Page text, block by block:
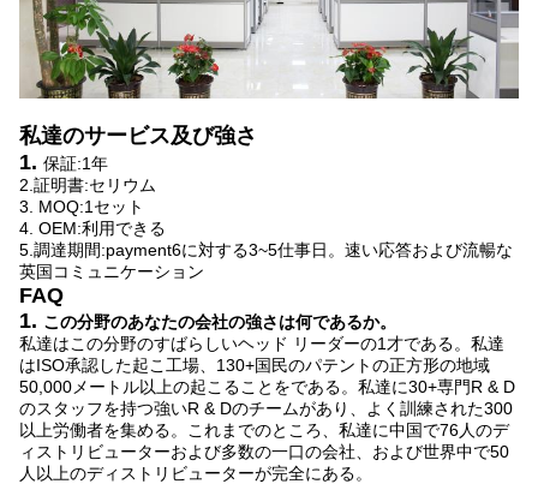
私達のサービス及び強さ
1. 保証:1年
2.証明書:セリウム
3. MOQ:1セット
4. OEM:利用できる
5.調達期間:payment6に対する3~5仕事日。速い応答および流暢な
英国コミュニケーション
FAQ
1. この分野のあなたの会社の強さは何であるか。
私達はこの分野のすばらしいヘッド リーダーの1才である。私達
はISO承認した起こ工場、130+国民のパテントの正方形の地域
50,000メートル以上の起こることをである。私達に30+専門R & D
のスタッフを持つ強いR & Dのチームがあり、よく訓練された300
以上労働者を集める。これまでのところ、私達に中国で76人のデ
ィストリビューターおよび多数の一口の会社、および世界中で50
人以上のディストリビューターが完全にある。